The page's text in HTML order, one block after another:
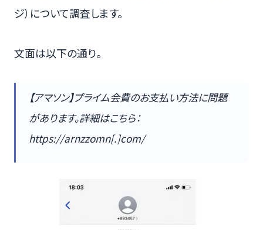
ジ）について調査します。
文面は以下の通り。
【アマソン】プライム会費のお支払い方法に問題
があります。詳細はこちら：
https://arnzzomn[.]com/